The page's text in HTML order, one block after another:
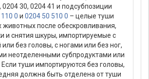
0204 30, 0204 41 и подсубпозиции
0 и 0204 50 510 0 – целые туши
животных после обескровливания,
и снятия шкуры, импортируемые с
или без головы, с ногами или без ног,
неотделенными субпродуктами или
Если туши импортируются без головы,
должна быть отделена от туши